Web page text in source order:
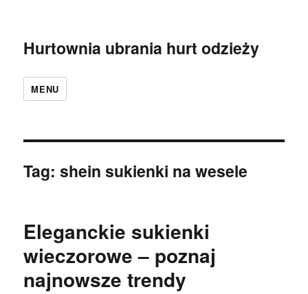
Hurtownia ubrania hurt odzieży
MENU
Tag:shein sukienki na wesele
Eleganckie sukienki
wieczorowe – poznaj
najnowsze trendy